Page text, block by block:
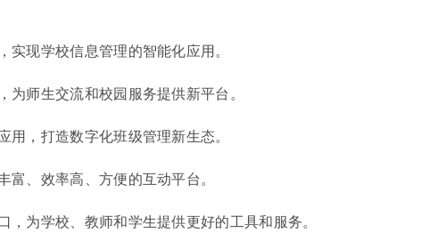
实现学校信息管理的智能化应用。
为师生交流和校园服务提供新平台。
用，打造数字化班级管理新生态。
富、效率高、方便的互动平台。
，为学校、教师和学生提供更好的工具和服务。